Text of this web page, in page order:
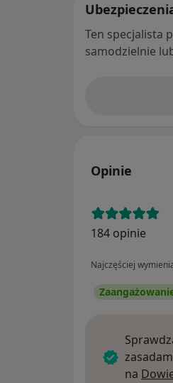
Ten specjalista
samodzielnie
Opinie
184 opinie
Najczęściej
na